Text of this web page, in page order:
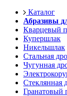
Каталог
Абразивы
Кварцевый
Купершлак
Никельшлак
Стальная
Чугунная
Стеклянная
Гранатовый